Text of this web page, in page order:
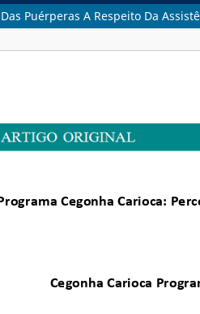
Puérperas A Respeito Da